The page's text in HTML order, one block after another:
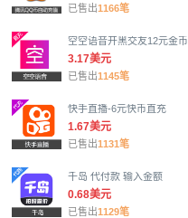
已售出1166笔
空空语音开黑交友12元金币
3.17美元
已售出1145笔
快手直播-6元快币直充
1.67美元
已售出1131笔
千岛 代付款 输入金额
0.68美元
已售出1129笔